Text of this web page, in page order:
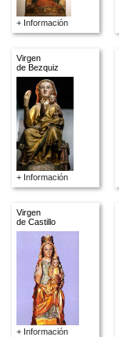
+ Información
Virgen
de Bezquiz
+ Información
Virgen
de Castillo
+ Información